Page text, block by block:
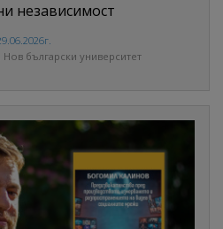
независимост
Нов български университет